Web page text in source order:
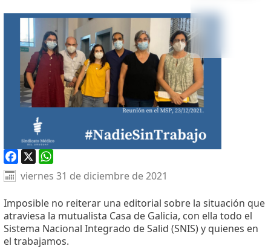
Facebook
X WhatsApp
viernes 31 de diciembre de 2021
Imposible no reiterar una editorial sobre la situación que
atraviesa la mutualista Casa de Galicia, con ella todo el
Sistema Nacional Integrado de Salid (SNIS) y quienes en
el trabajamos.